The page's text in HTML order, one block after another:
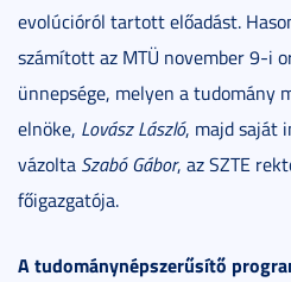
evolúcióról tartott előadást.
számított az MTÜ november 9-i
ünnepsége, melyen a tudomány
elnöke, Lovász László, majd saját
vázolta Szabó Gábor, az SZTE
főigazgatója.
A tudománynépszerűsítő